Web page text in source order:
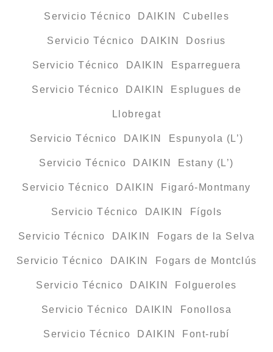
Servicio Técnico DAIKIN Cubelles
Servicio Técnico DAIKIN Dosrius
Servicio Técnico DAIKIN Esparreguera
Servicio Técnico DAIKIN Esplugues de
Llobregat
Servicio Técnico DAIKIN Espunyola (L’)
Servicio Técnico DAIKIN Estany (L’)
Servicio Técnico DAIKIN Figaró-Montmany
Servicio Técnico DAIKIN Fígols
Servicio Técnico DAIKIN Fogars de la Selva
Servicio Técnico DAIKIN Fogars de Montclús
Servicio Técnico DAIKIN Folgueroles
Servicio Técnico DAIKIN Fonollosa
Servicio Técnico DAIKIN Font-rubí